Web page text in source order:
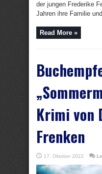
der jungen Frederike
Jahren ihre Familie
Read More »
Krimi von
Frenken
17. Oktober 2022